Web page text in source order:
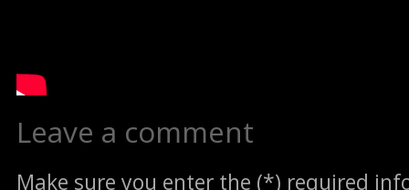
Leave a comment
Make sure you enter the (*) required